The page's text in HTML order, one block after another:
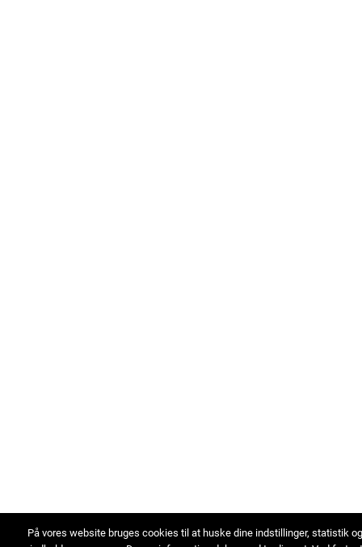
På vores website bruges cookies til at huske dine indstillinger, statistik